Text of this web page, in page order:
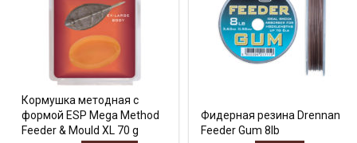
Кормушка методная с
формой ESP Mega Method
Feeder & Mould XL 70 g
Фидерная резина Drennan
Feeder Gum 8lb